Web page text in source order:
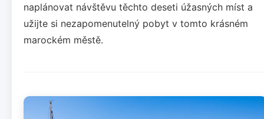
naplánovat návštěvu těchto deseti úžasných míst a
užijte si nezapomenutelný pobyt v tomto krásném
marockém městě.